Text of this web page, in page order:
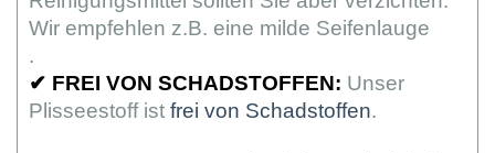
Wir empfehlen z.B. eine milde Seifenlauge
.
✔ FREI VON SCHADSTOFFEN: Unser
Plisseestoff ist frei von Schadstoffen.